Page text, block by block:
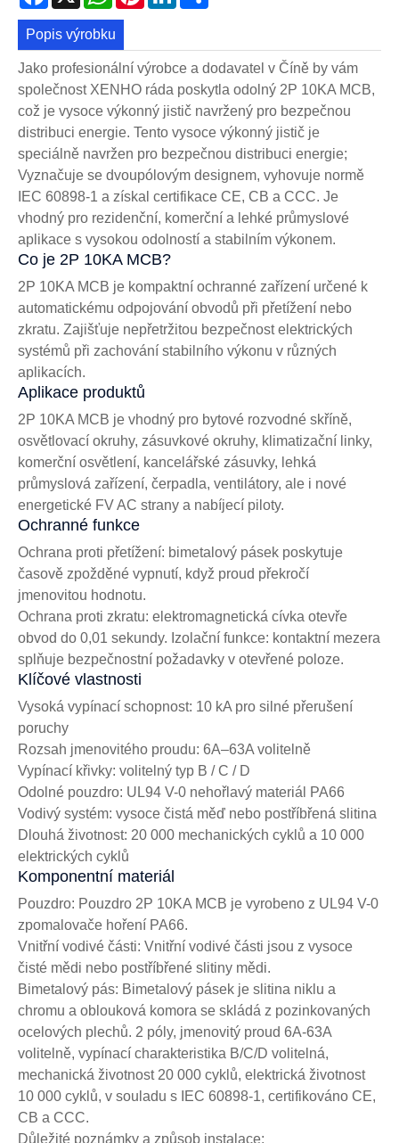
Popis výrobku
Jako profesionální výrobce a dodavatel v Číně by vám
společnost XENHO ráda poskytla odolný 2P 10KA MCB,
což je vysoce výkonný jistič navržený pro bezpečnou
distribuci energie. Tento vysoce výkonný jistič je
speciálně navržen pro bezpečnou distribuci energie;
Vyznačuje se dvoupólovým designem, vyhovuje normě
IEC 60898-1 a získal certifikace CE, CB a CCC. Je
vhodný pro rezidenční, komerční a lehké průmyslové
aplikace s vysokou odolností a stabilním výkonem.
Co je 2P 10KA MCB?
2P 10KA MCB je kompaktní ochranné zařízení určené k
automatickému odpojování obvodů při přetížení nebo
zkratu. Zajišťuje nepřetržitou bezpečnost elektrických
systémů při zachování stabilního výkonu v různých
aplikacích.
Aplikace produktů
2P 10KA MCB je vhodný pro bytové rozvodné skříně,
osvětlovací okruhy, zásuvkové okruhy, klimatizační linky,
komerční osvětlení, kancelářské zásuvky, lehká
průmyslová zařízení, čerpadla, ventilátory, ale i nové
energetické FV AC strany a nabíjecí piloty.
Ochranné funkce
Ochrana proti přetížení: bimetalový pásek poskytuje
časově zpožděné vypnutí, když proud překročí
jmenovitou hodnotu.
Ochrana proti zkratu: elektromagnetická cívka otevře
obvod do 0,01 sekundy. Izolační funkce: kontaktní mezera
splňuje bezpečnostní požadavky v otevřené poloze.
Klíčové vlastnosti
Vysoká vypínací schopnost: 10 kA pro silné přerušení
poruchy
Rozsah jmenovitého proudu: 6A–63A volitelně
Vypínací křivky: volitelný typ B / C / D
Odolné pouzdro: UL94 V-0 nehořlavý materiál PA66
Vodivý systém: vysoce čistá měď nebo postříbřená slitina
Dlouhá životnost: 20 000 mechanických cyklů a 10 000
elektrických cyklů
Komponentní materiál
Pouzdro: Pouzdro 2P 10KA MCB je vyrobeno z UL94 V-0
zpomalovače hoření PA66.
Vnitřní vodivé části: Vnitřní vodivé části jsou z vysoce
čisté mědi nebo postříbřené slitiny mědi.
Bimetalový pás: Bimetalový pásek je slitina niklu a
chromu a oblouková komora se skládá z pozinkovaných
ocelových plechů. 2 póly, jmenovitý proud 6A-63A
volitelně, vypínací charakteristika B/C/D volitelná,
mechanická životnost 20 000 cyklů, elektrická životnost
10 000 cyklů, v souladu s IEC 60898-1, certifikováno CE,
CB a CCC.
Důležité poznámky a způsob instalace: